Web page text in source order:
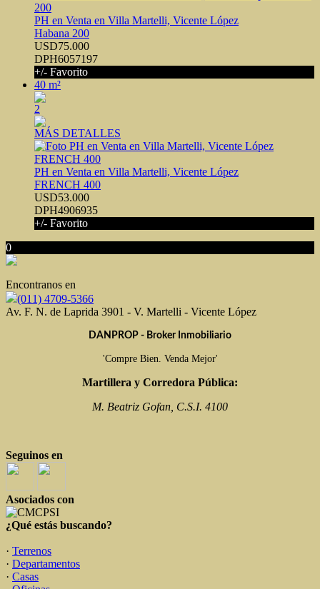
PH en Venta en Villa Martelli, Vicente López
Habana 200
USD75.000
DPH6057197
+/- Favorito
40 m²
2
MÁS DETALLES
PH en Venta en Villa Martelli, Vicente López
FRENCH 400
USD53.000
DPH4906935
+/- Favorito
0
Encontranos en
(011) 4709-5366
Av. F. N. de Laprida 3901 - V. Martelli - Vicente López
DANPROP - Broker Inmobiliario
'Compre Bien. Venda Mejor'
Martillera y Corredora Pública:
M. Beatriz Gofan, C.S.I. 4100
Seguinos en
Asociados con
¿Qué estás buscando?
· Terrenos
· Departamentos
· Casas